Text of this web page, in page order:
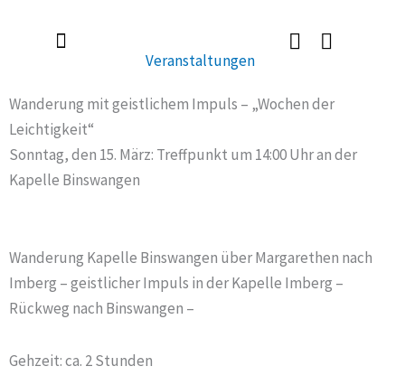
Veranstaltungen
Wanderung mit geistlichem Impuls – „Wochen der
Leichtigkeit“
Sonntag, den 15. März: Treffpunkt um 14:00 Uhr an der
Kapelle Binswangen
Wanderung Kapelle Binswangen über Margarethen nach
Imberg – geistlicher Impuls in der Kapelle Imberg –
Rückweg nach Binswangen –
Gehzeit: ca. 2 Stunden